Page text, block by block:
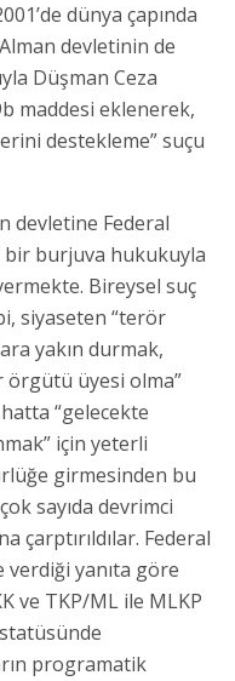
dünya çapında
devletinin de
Düşman Ceza
maddesi eklenerek,
destekleme” suçu
devletine Federal
bir burjuva hukukuyla
Bireysel suç
siyaseten “terör
yakın durmak,
üyesi olma”
“gelecekte
için yeterli
girmesinden bu
sayıda devrimci
çarptırıldılar. Federal
yanıta göre
ve TKP/ML ile MLKP
programatik